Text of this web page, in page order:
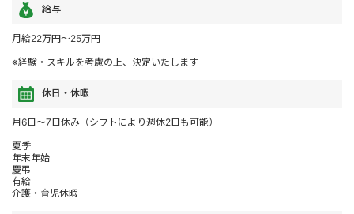
給与
月給22万円～25万円
※経験・スキルを考慮の上、決定いたします
休日・休暇
月6日～7日休み（シフトにより週休2日も可能）
夏季
年末年始
慶弔
有給
介護・育児休暇